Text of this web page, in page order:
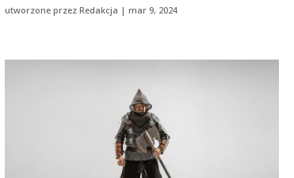
utworzone przezRedakcja |mar 9, 2024